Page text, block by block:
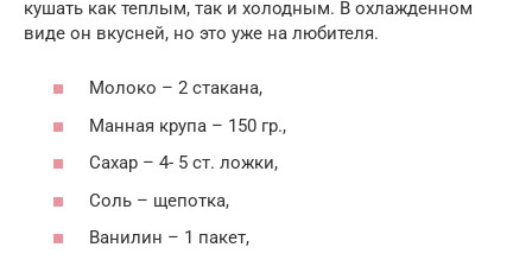
кушать как теплым, так и холодным. В охлажденном
виде он вкусней, но это уже на любителя.
Молоко – 2 стакана,
Манная крупа – 150 гр.,
Сахар – 4- 5 ст. ложки,
Соль – щепотка,
Ванилин – 1 пакет,